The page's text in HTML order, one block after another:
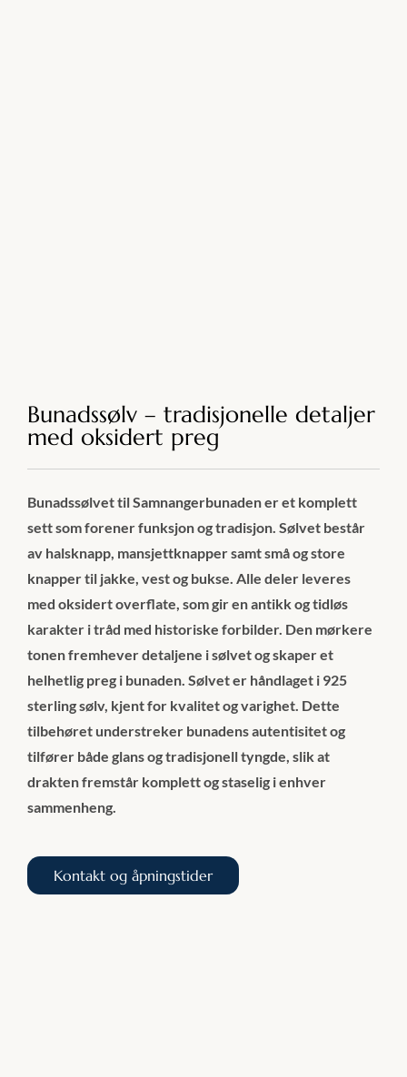
Bunadssølv – tradisjonelle detaljer
med oksidert preg
Bunadssølvet til Samnangerbunaden er et komplett
sett som forener funksjon og tradisjon. Sølvet består
av halsknapp, mansjettknapper samt små og store
knapper til jakke, vest og bukse. Alle deler leveres
med oksidert overflate, som gir en antikk og tidløs
karakter i tråd med historiske forbilder. Den mørkere
tonen fremhever detaljene i sølvet og skaper et
helhetlig preg i bunaden. Sølvet er håndlaget i 925
sterling sølv, kjent for kvalitet og varighet. Dette
tilbehøret understreker bunadens autentisitet og
tilfører både glans og tradisjonell tyngde, slik at
drakten fremstår komplett og staselig i enhver
sammenheng.
Kontakt og åpningstider